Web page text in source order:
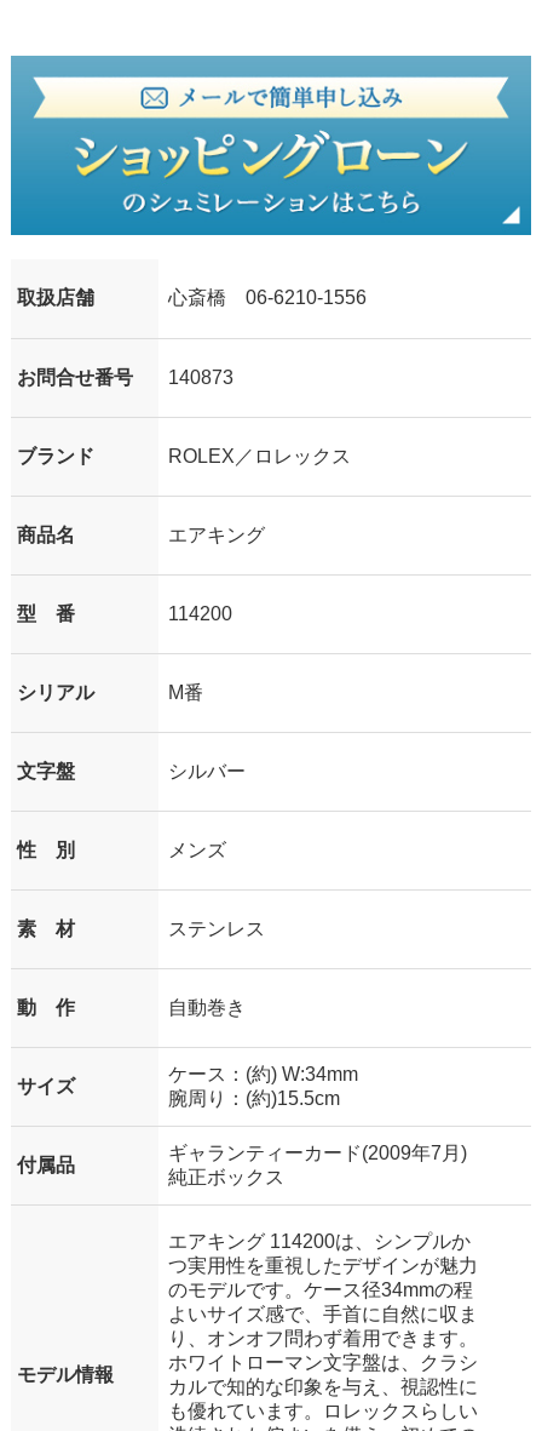
取扱店舗 心斎橋 06-6210-1556
お問合せ番号 140873
ブランド ROLEX／ロレックス
商品名 エアキング
型 番 114200
シリアル M番
文字盤 シルバー
性 別 メンズ
素 材 ステンレス
動 作 自動巻き
サイズ
ケース：(約) W:34mm
腕周り：(約)15.5cm
付属品
ギャランティーカード(2009年7月)
純正ボックス
モデル情報
エアキング 114200は、シンプルか
つ実用性を重視したデザインが魅力
のモデルです。ケース径34mmの程
よいサイズ感で、手首に自然に収ま
り、オンオフ問わず着用できます。
ホワイトローマン文字盤は、クラシ
カルで知的な印象を与え、視認性に
も優れています。ロレックスらしい